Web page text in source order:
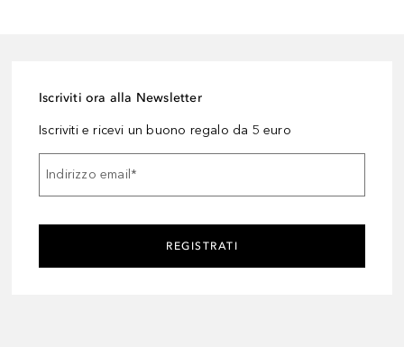
Iscriviti ora alla Newsletter
Iscriviti e ricevi un buono regalo da 5 euro
Indirizzo email*
REGISTRATI